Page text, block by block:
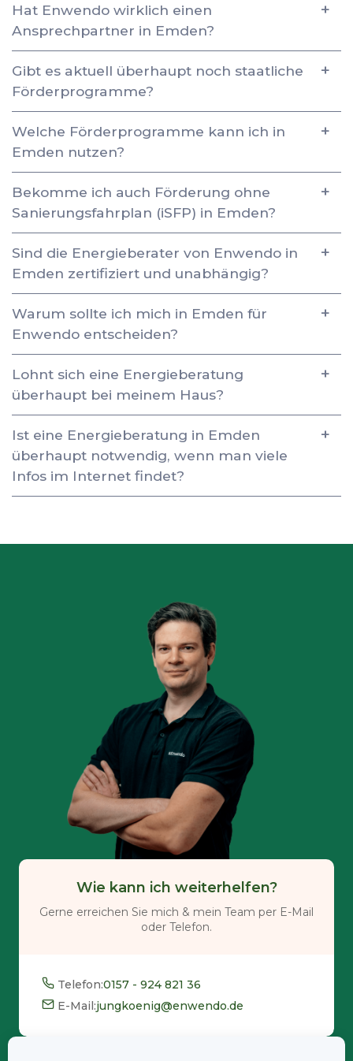
Hat Enwendo wirklich einen
Ansprechpartner in Emden?
Gibt es aktuell überhaupt noch staatliche
Förderprogramme?
Welche Förderprogramme kann ich in
Emden nutzen?
Bekomme ich auch Förderung ohne
Sanierungsfahrplan (iSFP) in Emden?
Sind die Energieberater von Enwendo in
Emden zertifiziert und unabhängig?
Warum sollte ich mich in Emden für
Enwendo entscheiden?
Lohnt sich eine Energieberatung
überhaupt bei meinem Haus?
Ist eine Energieberatung in Emden
überhaupt notwendig, wenn man viele
Infos im Internet findet?
Wie kann ich weiterhelfen?
Gerne erreichen Sie mich & mein Team per E-Mail
oder Telefon.
Telefon:0157 - 924 821 36
E-Mail:jungkoenig@enwendo.de